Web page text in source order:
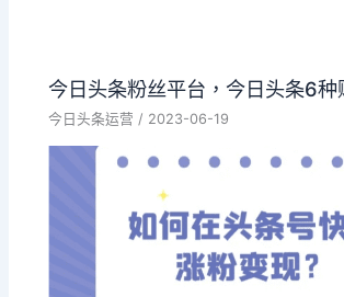
今日头条粉丝平台，今日头条6种
今日头条运营 / 2023-06-19